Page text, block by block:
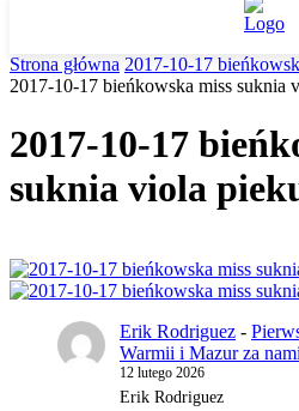
Strona główna 2017-10-17
2017-10-17 bieńkowska miss suknia
2017-10-17
suknia viola
Erik Rodriguez -
Warmii i Mazur za
12 lutego 2026
Erik Rodriguez